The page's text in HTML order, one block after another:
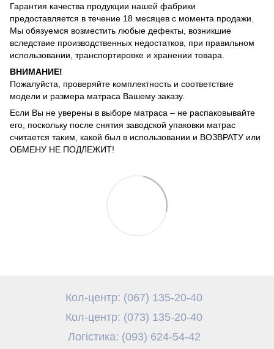
Гарантия качества продукции нашей фабрики
предоставляется в течение 18 месяцев с момента продажи.
Мы обязуемся возместить любые дефекты, возникшие
вследствие производственных недостатков, при правильном
использовании, транспортировке и хранении товара.
ВНИМАНИЕ!
Пожалуйста, проверяйте комплектность и соответствие
модели и размера матраса Вашему заказу.
Если Вы не уверены в выборе матраса – не распаковывайте
его, поскольку после снятия заводской упаковки матрас
считается таким, какой был в использовании и ВОЗВРАТУ или
ОБМЕНУ НЕ ПОДЛЕЖИТ!
Кол-центр: (067) 135-20-40
Кол-центр: (073) 135-20-40
Логістика: (093) 624-54-42